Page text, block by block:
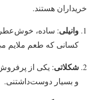
خریداران هستند.
وانیلی: ساده،
کسانی که طعم ملایم
شکلاتی: یکی از
و بسیار دوست‌داشتنی.